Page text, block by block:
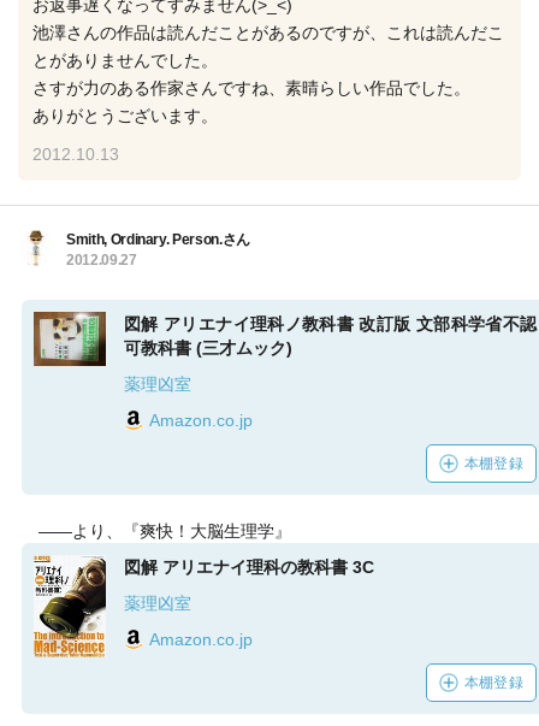
お返事遅くなってすみません(>_<)
池澤さんの作品は読んだことがあるのですが、これは読んだこ
とがありませんでした。
さすが力のある作家さんですね、素晴らしい作品でした。
ありがとうございます。
2012.10.13
Smith, Ordinary. Person.さん
2012.09.27
図解 アリエナイ理科ノ教科書 改訂版 文部科学省不認
可教科書 (三才ムック)
薬理凶室
Amazon.co.jp
本棚登録
――より、『爽快！大脳生理学』
図解 アリエナイ理科の教科書 3C
薬理凶室
Amazon.co.jp
本棚登録